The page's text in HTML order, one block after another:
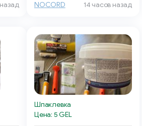
NOCORD 14 часов назад
Шпаклевка
Цена: 5 GEL